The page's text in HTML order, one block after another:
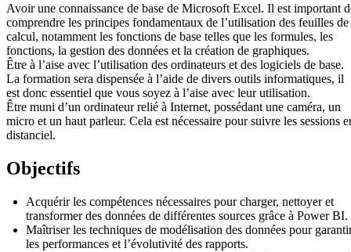
Avoir une connaissance de base de Microsoft Excel. Il est important
comprendre les principes fondamentaux de l’utilisation des feuilles de
calcul, notamment les fonctions de base telles que les formules, les
fonctions, la gestion des données et la création de graphiques.
Être à l’aise avec l’utilisation des ordinateurs et des logiciels de base.
La formation sera dispensée à l’aide de divers outils informatiques, il
est donc essentiel que vous soyez à l’aise avec leur utilisation.
Être muni d’un ordinateur relié à Internet, possédant une caméra, un
micro et un haut parleur. Cela est nécessaire pour suivre les sessions
distanciel.
Objectifs
Acquérir les compétences nécessaires pour charger, nettoyer et
transformer des données de différentes sources grâce à Power BI.
Maîtriser les techniques de modélisation des données pour
les performances et l’évolutivité des rapports.